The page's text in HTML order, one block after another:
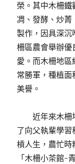
榮。其中木柵
凋、發酵、炒
製作，因具深
柵區農會舉辦
愛。而木柵地
常勝軍，種植
美譽。
近年來木柵
了向父執輩學
槓人生，農忙時
「木柵小茶館-